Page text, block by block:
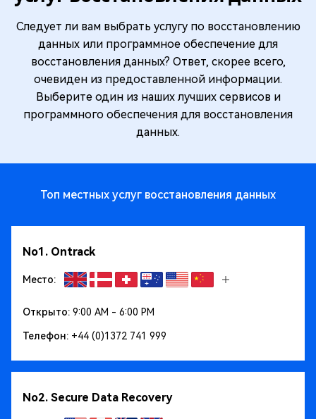
Следует ли вам выбрать услугу по восстановлению
данных или программное обеспечение для
восстановления данных? Ответ, скорее всего,
очевиден из предоставленной информации.
Выберите один из наших лучших сервисов и
программного обеспечения для восстановления
данных.
Топ местных услуг восстановления данных
No1. Ontrack
Место:
Открыто: 9:00 AM - 6:00 PM
Телефон: +44 (0)1372 741 999
No2. Secure Data Recovery